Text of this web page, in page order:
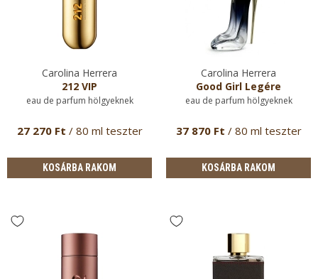
Carolina Herrera
212 VIP
eau de parfum hölgyeknek
27 270 Ft / 80 ml teszter
KOSÁRBA RAKOM
Carolina Herrera
Good Girl Legére
eau de parfum hölgyeknek
37 870 Ft / 80 ml teszter
KOSÁRBA RAKOM